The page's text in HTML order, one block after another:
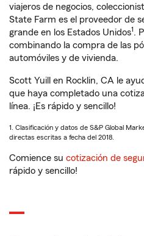
viajeros de negocios,
State Farm es el proveedor de
grande en los Estados Unidos1.
combinando la compra de las
automóviles y de vivienda.
Scott Yuill en Rocklin, CA le
que haya completado una
línea. ¡Es rápido y sencillo!
1. Clasificación y datos de S&P Global
directas escritas a fecha del 2018.
Comience su cotización de
rápido y sencillo!